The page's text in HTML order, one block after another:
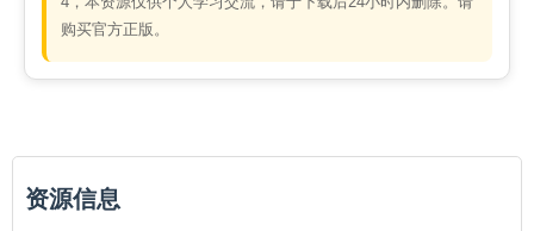
购买官方正版。
资源信息